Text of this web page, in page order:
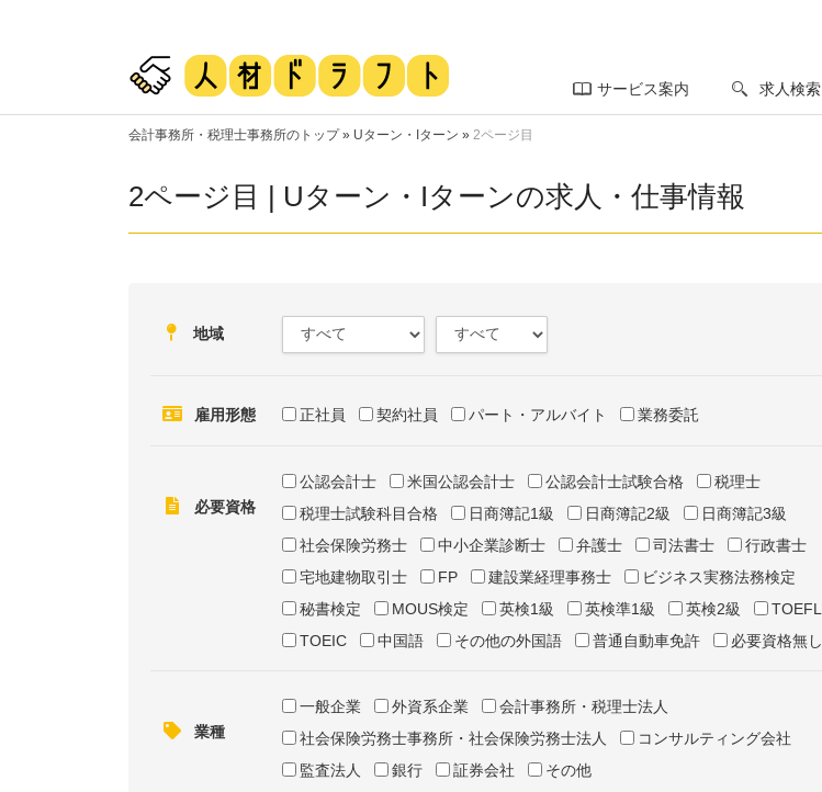
サービス案内 求人検索
会計事務所・税理士事務所のトップ» Uターン・Iターン » 2ページ目
2ページ目 | Uターン・Iターンの求人・仕事情報
地域
雇用形態 正社員 契約社員 パート・アルバイト 業務委託
必要資格
公認会計士 米国公認会計士 公認会計士試験合格
税理士
税理士試験科目合格
日商簿記1級 日商簿記2級
日商簿記3級
社会保険労務士
中小企業診断士 弁護士 司法書士
行政書士
宅地建物取引士
FP 建設業経理事務士
ビジネス実務法務検定
秘書検定
MOUS検定 英検1級 英検準1級 英検2級
TOEFL
TOEIC
中国語 その他の外国語 普通自動車免許 必要資格無し
業種
一般企業 外資系企業
会計事務所・税理士法人
社会保険労務士事務所・社会保険労務士法人
コンサルティング会社
監査法人
銀行 証券会社 その他